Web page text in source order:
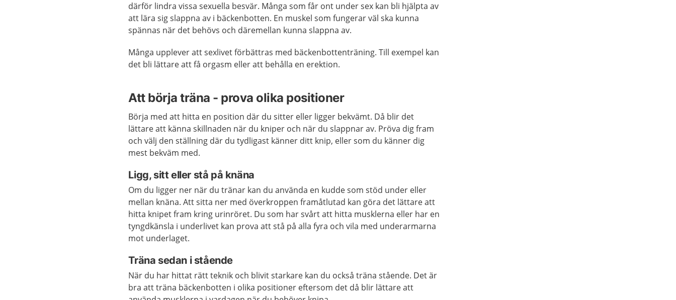
därför lindra vissa sexuella besvär. Många som får ont under sex kan bli hjälpta av
att lära sig slappna av i bäckenbotten. En muskel som fungerar väl ska kunna
spännas när det behövs och däremellan kunna slappna av.
Många upplever att sexlivet förbättras med bäckenbottenträning. Till exempel kan
det bli lättare att få orgasm eller att behålla en erektion.
Att börja träna - prova olika positioner
Börja med att hitta en position där du sitter eller ligger bekvämt. Då blir det
lättare att känna skillnaden när du kniper och när du slappnar av. Pröva dig fram
och välj den ställning där du tydligast känner ditt knip, eller som du känner dig
mest bekväm med.
Ligg, sitt eller stå på knäna
Om du ligger ner när du tränar kan du använda en kudde som stöd under eller
mellan knäna. Att sitta ner med överkroppen framåtlutad kan göra det lättare att
hitta knipet fram kring urinröret. Du som har svårt att hitta musklerna eller har en
tyngdkänsla i underlivet kan prova att stå på alla fyra och vila med underarmarna
mot underlaget.
Träna sedan i stående
När du har hittat rätt teknik och blivit starkare kan du också träna stående. Det är
bra att träna bäckenbotten i olika positioner eftersom det då blir lättare att